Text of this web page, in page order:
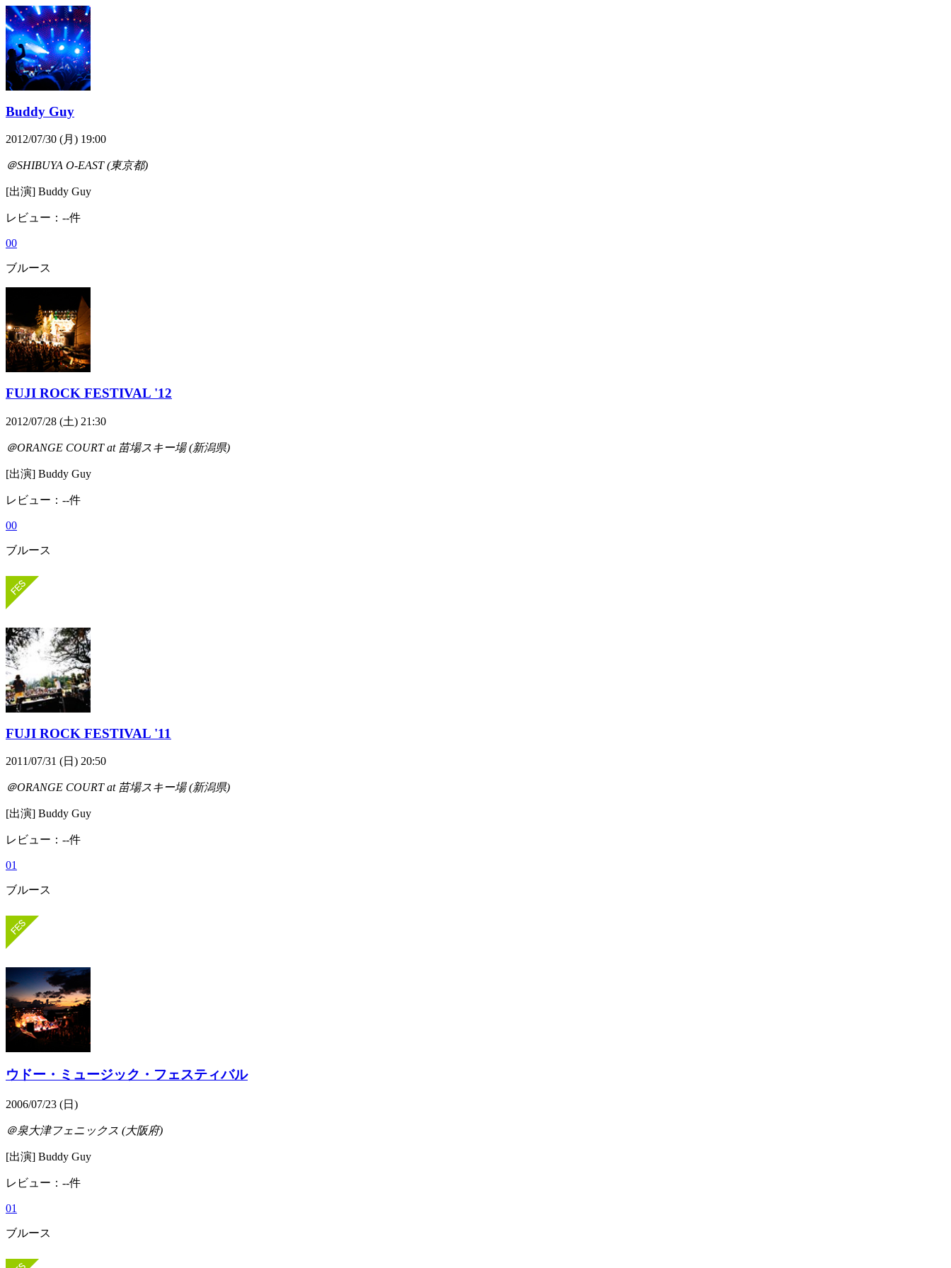
Buddy Guy
2012/07/30 (月) 19:00
＠SHIBUYA O-EAST (東京都)
[出演] Buddy Guy
レビュー：--件
00
ブルース
FUJI ROCK FESTIVAL '12
2012/07/28 (土) 21:30
＠ORANGE COURT at 苗場スキー場 (新潟県)
[出演] Buddy Guy
レビュー：--件
00
ブルース
FUJI ROCK FESTIVAL '11
2011/07/31 (日) 20:50
＠ORANGE COURT at 苗場スキー場 (新潟県)
[出演] Buddy Guy
レビュー：--件
01
ブルース
ウドー・ミュージック・フェスティバル
2006/07/23 (日)
＠泉大津フェニックス (大阪府)
[出演] Buddy Guy
レビュー：--件
01
ブルース